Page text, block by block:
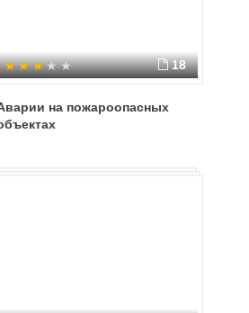
18
на пожароопасных